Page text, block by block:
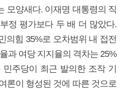
모양새다. 이재명 대통령의 직
정 평가보다 두 배 더 많았다.
의힘 35%로 오차범위 내 접전
과 여당 지지율의 격차는 25%
주당이 최근 발의한 조작 기
론이 형성된 것에 따른 것으로